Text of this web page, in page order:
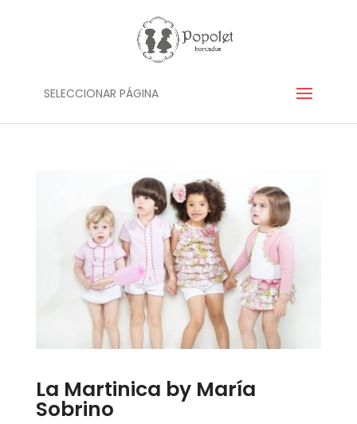
SELECCIONAR PÁGINA
La Martinica by María
Sobrino